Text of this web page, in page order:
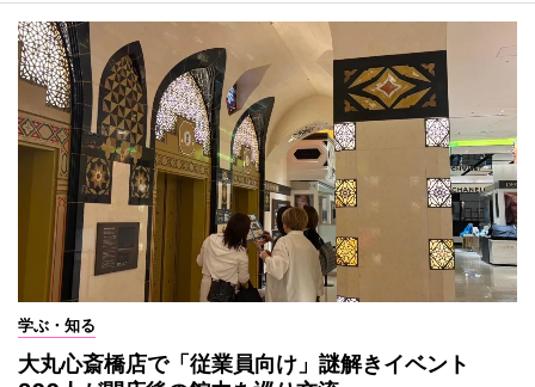
学ぶ・知る
大丸心斎橋店で「従業員向け」謎解きイベント